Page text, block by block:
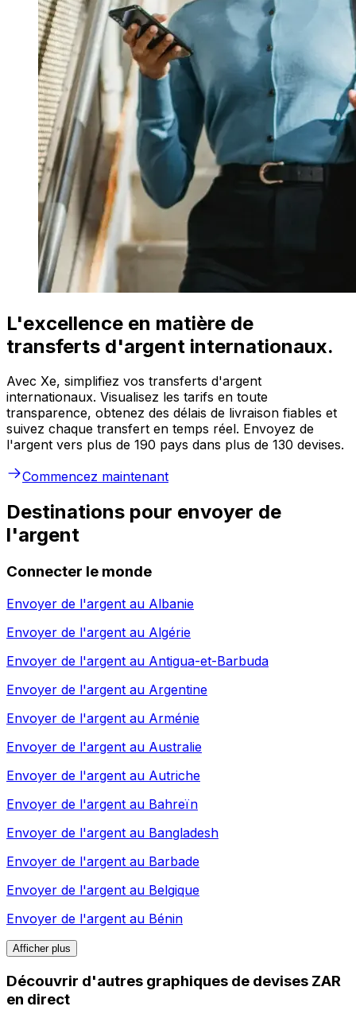
L'excellence en matière de
transferts d'argent internationaux.
Avec Xe, simplifiez vos transferts d'argent
internationaux. Visualisez les tarifs en toute
transparence, obtenez des délais de livraison fiables et
suivez chaque transfert en temps réel. Envoyez de
l'argent vers plus de 190 pays dans plus de 130 devises.
Commencez maintenant
Destinations pour envoyer de
l'argent
Connecter le monde
Envoyer de l'argent au Albanie
Envoyer de l'argent au Algérie
Envoyer de l'argent au Antigua-et-Barbuda
Envoyer de l'argent au Argentine
Envoyer de l'argent au Arménie
Envoyer de l'argent au Australie
Envoyer de l'argent au Autriche
Envoyer de l'argent au Bahreïn
Envoyer de l'argent au Bangladesh
Envoyer de l'argent au Barbade
Envoyer de l'argent au Belgique
Envoyer de l'argent au Bénin
Afficher plus
Découvrir d'autres graphiques de devises ZAR
en direct